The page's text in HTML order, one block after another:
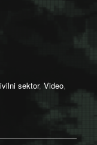
pomoći u
sektor,Video,